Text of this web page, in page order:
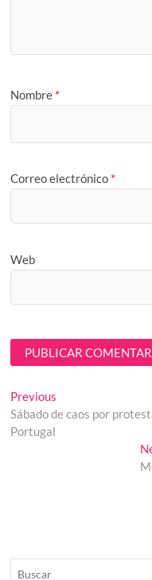
Nombre *
Correo electrónico *
Web
Navegación
de
Previous
post:
Sábado de caos por
Portugal